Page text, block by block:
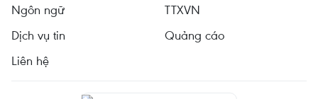
Ngôn ngữ
TTXVN
Dịch vụ tin
Quảng cáo
Liên hệ